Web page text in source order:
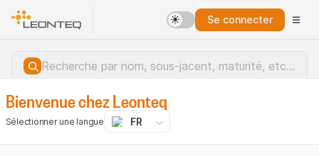
Se connecter
Bienvenue chez Leonteq
Sélectionner une langue FR